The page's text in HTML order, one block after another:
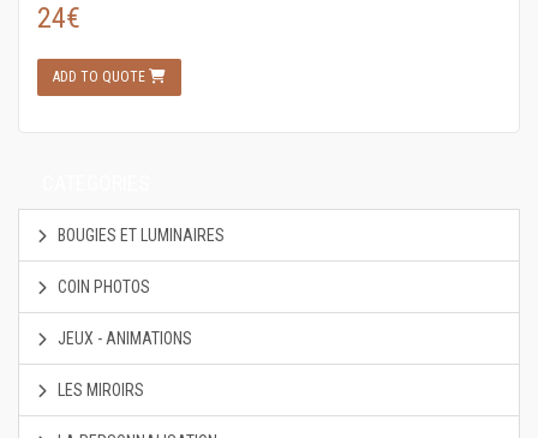
24€
ADD TO QUOTE
BOUGIES ET LUMINAIRES
COIN PHOTOS
JEUX - ANIMATIONS
LES MIROIRS